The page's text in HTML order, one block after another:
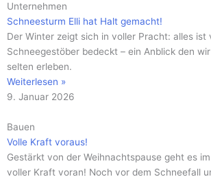
Unternehmen
Schneesturm Elli hat Halt gemacht!
Der Winter zeigt sich in voller Pracht: alles ist
Schneegestöber bedeckt – ein Anblick den
selten erleben.
Weiterlesen »
9. Januar 2026
Bauen
Volle Kraft voraus!
Gestärkt von der Weihnachtspause geht es
voller Kraft voran! Noch vor dem Schneefall